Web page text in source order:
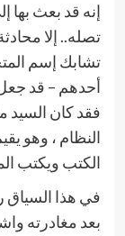
إنه قد بعث
تصله.. إلا
تشابك إسم
أحدهم – قد جعل
فقد كان السيد
النظام ، وهو
الكتب ويكتب
في هذا السياق
بعد مغادرته